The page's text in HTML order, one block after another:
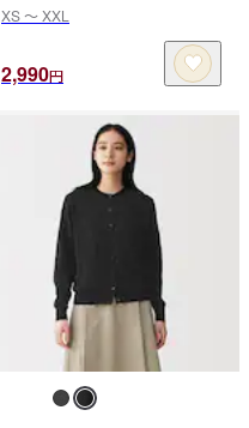
XS 〜 XXL
2,990円